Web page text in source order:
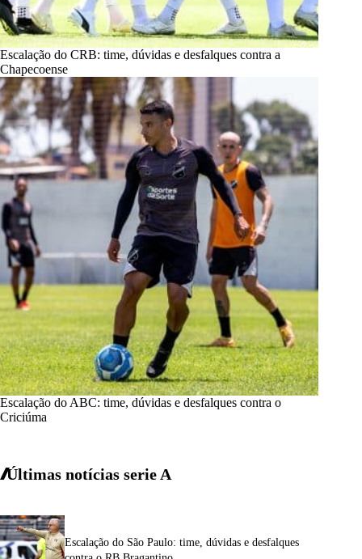
Escalação do CRB: time, dúvidas e desfalques contra a
Chapecoense
Escalação do ABC: time, dúvidas e desfalques contra o
Criciúma
Últimas notícias serie A
Escalação do São Paulo: time, dúvidas e desfalques